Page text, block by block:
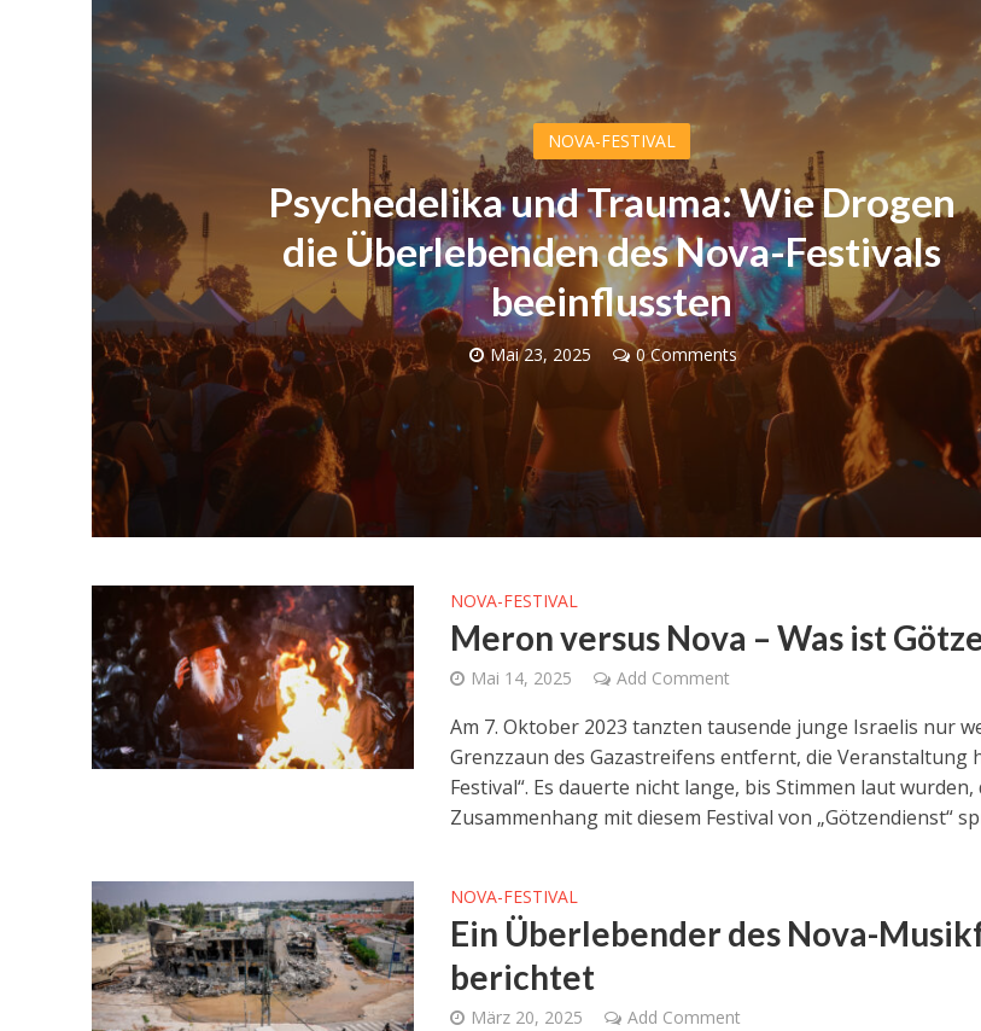
NOVA-FESTIVAL
Psychedelika und Trauma: Wie Drogen
die Überlebenden des Nova-Festivals
beeinflussten
Mai 23, 2025 0 Comments
NOVA-FESTIVAL
Meron versus Nova – Was ist
Mai 14, 2025 Add Comment
Am 7. Oktober 2023 tanzten tausende junge Israelis nur
Grenzzaun des Gazastreifens entfernt, die Veranstaltung
Festival“. Es dauerte nicht lange, bis Stimmen laut wurden,
Zusammenhang mit diesem Festival von „Götzendienst“
NOVA-FESTIVAL
Ein Überlebender des Nova-
berichtet
März 20, 2025 Add Comment
Meinungen
Eine Alternative zur Zwei-
Staaten-Lösung
Neue UNICEF-